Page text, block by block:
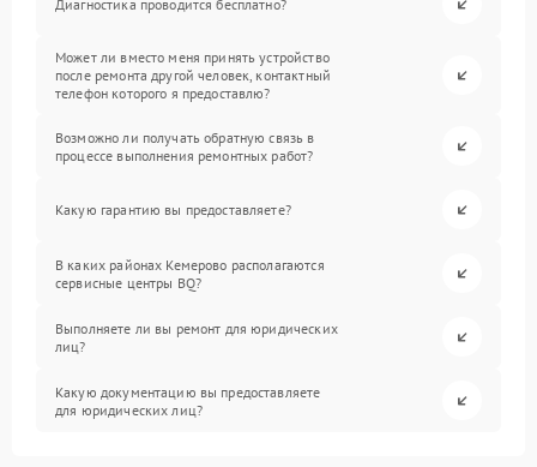
Диагностика проводится бесплатно?
Может ли вместо меня принять устройство
после ремонта другой человек, контактный
телефон которого я предоставлю?
Возможно ли получать обратную связь в
процессе выполнения ремонтных работ?
Какую гарантию вы предоставляете?
В каких районах Кемерово располагаются
сервисные центры BQ?
Выполняете ли вы ремонт для юридических
лиц?
Какую документацию вы предоставляете
для юридических лиц?